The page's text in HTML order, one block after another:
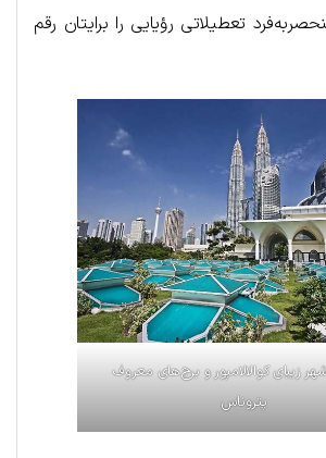
تعطیلاتی رؤیایی را برایتان رقم
زیبای کوالالامپور و برج‌های معروف
پتروناس